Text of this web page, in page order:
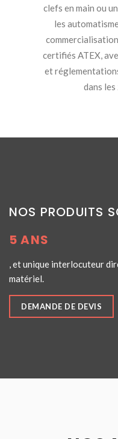
clefs en main ou
les
certifiés ATEX,
et
dans les
NOS PRODUITS
5 ANS
, et unique interlocuteur
matériel.
DEMANDE DE DEVIS